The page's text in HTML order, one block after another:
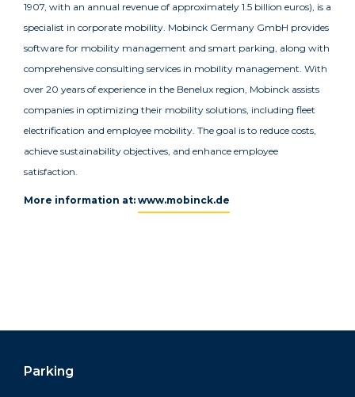
1907, with an annual revenue of approximately 1.5 billion euros), is a
specialist in corporate mobility. Mobinck Germany GmbH provides
software for mobility management and smart parking, along with
comprehensive consulting services in mobility management. With
over 20 years of experience in the Benelux region, Mobinck assists
companies in optimizing their mobility solutions, including fleet
electrification and employee mobility. The goal is to reduce costs,
achieve sustainability objectives, and enhance employee
satisfaction.
More information at: www.mobinck.de
Parking